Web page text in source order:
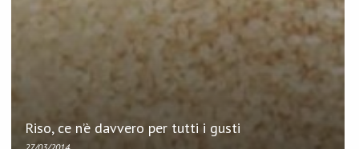
Riso, ce n’è davvero per tutti i gusti